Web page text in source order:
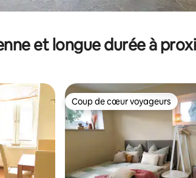
et longue durée à
Coup de cœur voyageurs
Coup de cœur voyageurs